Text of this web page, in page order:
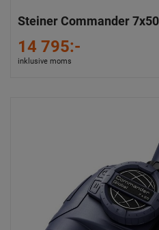
Steiner Commander
14 795:-
inklusive moms